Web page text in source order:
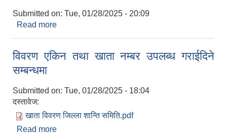
Submitted on: Tue, 01/28/2025 - 20:09
Read more
विवरण एकिन तथा खाता नम्बर उपलब्ध गराईदिने
सम्बन्धमा
Submitted on: Tue, 01/28/2025 - 18:04
दस्तावेज:
खाता विवरण जिल्ला शान्ति समिति.pdf
Read more